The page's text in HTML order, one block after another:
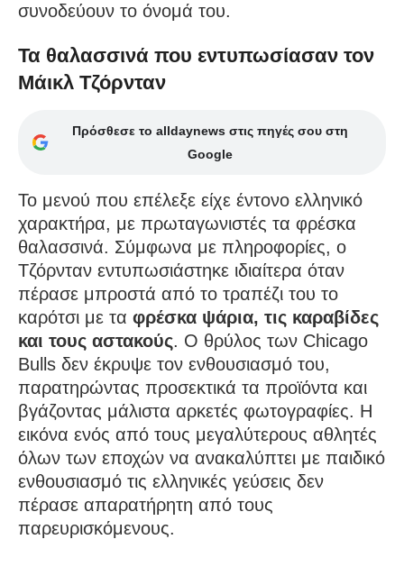
συνοδεύουν το όνομά του.
Τα θαλασσινά που εντυπωσίασαν τον
Μάικλ Τζόρνταν
Πρόσθεσε το alldaynews στις πηγές σου στη
Google
Το μενού που επέλεξε είχε έντονο ελληνικό
χαρακτήρα, με πρωταγωνιστές τα φρέσκα
θαλασσινά. Σύμφωνα με πληροφορίες, ο
Τζόρνταν εντυπωσιάστηκε ιδιαίτερα όταν
πέρασε μπροστά από το τραπέζι του το
καρότσι με τα φρέσκα ψάρια, τις καραβίδες
και τους αστακούς. Ο θρύλος των Chicago
Bulls δεν έκρυψε τον ενθουσιασμό του,
παρατηρώντας προσεκτικά τα προϊόντα και
βγάζοντας μάλιστα αρκετές φωτογραφίες. Η
εικόνα ενός από τους μεγαλύτερους αθλητές
όλων των εποχών να ανακαλύπτει με παιδικό
ενθουσιασμό τις ελληνικές γεύσεις δεν
πέρασε απαρατήρητη από τους
παρευρισκόμενους.